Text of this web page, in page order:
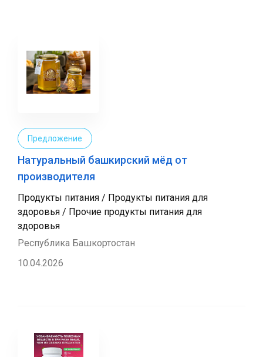
Предложение
Натуральный башкирский мёд от
производителя
Продукты питания / Продукты питания для
здоровья / Прочие продукты питания для
здоровья
Республика Башкортостан
10.04.2026